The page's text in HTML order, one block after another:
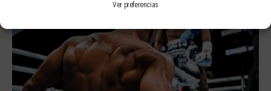
Ver preferencias